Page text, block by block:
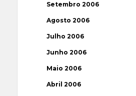
Setembro 2006
Agosto 2006
Julho 2006
Junho 2006
Maio 2006
Abril 2006